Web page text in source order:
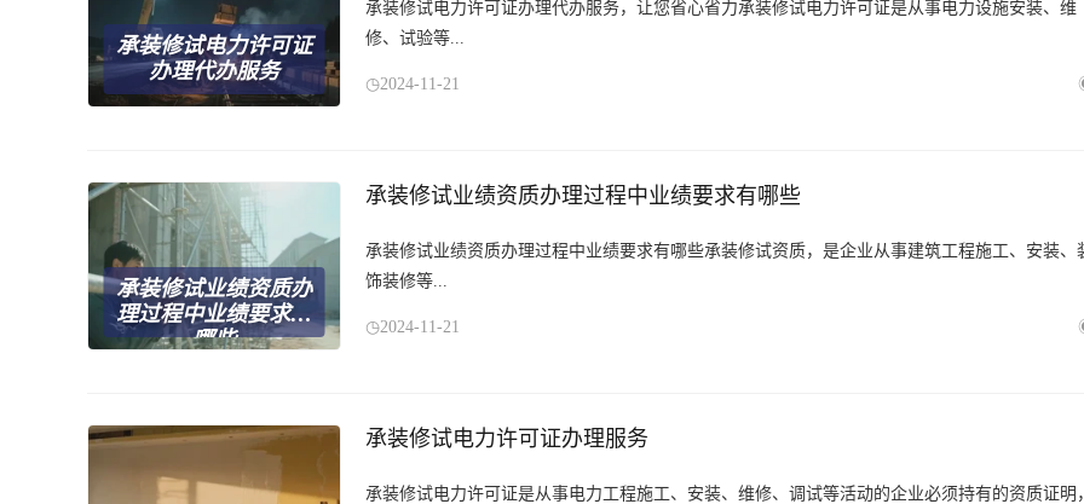
承装修试电力许可证
办理代办服务
承装修试电力许可证办理代办服务，让您省心省力承装修试电力许可证是从事电力设施安装、维
修、试验等...
2024-11-21
承装修试业绩资质办
理过程中业绩要求有
哪些
承装修试业绩资质办理过程中业绩要求有哪些
承装修试业绩资质办理过程中业绩要求有哪些承装修试资质，是企业从事建筑工程施工、安装、
饰装修等...
2024-11-21
承装修试电力许可证办理服务
承装修试电力许可证是从事电力工程施工、安装、维修、调试等活动的企业必须持有的资质证明，